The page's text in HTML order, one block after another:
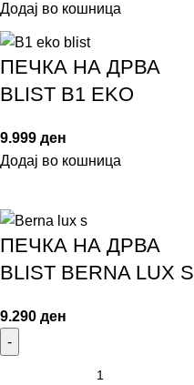
Додај во кошница
ПЕЧКА НА ДРВА
BLIST B1 EKO
9.999 ден
Додај во кошница
ПЕЧКА НА ДРВА
BLIST BERNA LUX S
9.290 ден